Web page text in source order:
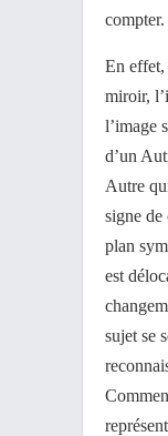
compter.
En effet,
miroir,
l’image
d’un
Autre
signe de
plan
est
sujet se